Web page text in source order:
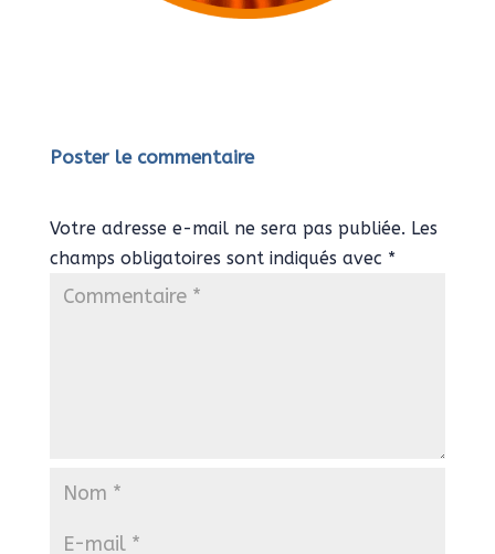
Poster le commentaire
Votre adresse e-mail ne sera pas publiée. Les
champs obligatoires sont indiqués avec *